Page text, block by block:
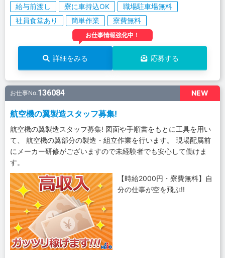
給与前渡し
寮に車持込OK
職場駐車場無料
社員食堂あり
簡単作業 寮費無料
お仕事情報強化中！
詳細をみる 応募する
NEW
お仕事No.136084
航空機の翼製造スタッフ募集!
航空機の翼製造スタッフ募集! 図面や手順書をもとに工具を用い
て、 航空機の翼部分の製造・組立作業を行います。 現場配属前
にメーカー研修がございますので未経験者でも安心して働けま
す。
【時給2000円・寮費無料】自
分の仕事が空を飛ぶ!!